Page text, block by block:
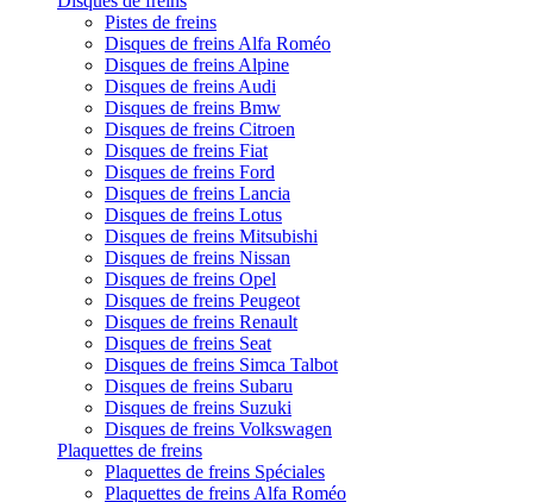
Pistes de freins
Disques de freins Alfa Roméo
Disques de freins Alpine
Disques de freins Audi
Disques de freins Bmw
Disques de freins Citroen
Disques de freins Fiat
Disques de freins Ford
Disques de freins Lancia
Disques de freins Lotus
Disques de freins Mitsubishi
Disques de freins Nissan
Disques de freins Opel
Disques de freins Peugeot
Disques de freins Renault
Disques de freins Seat
Disques de freins Simca Talbot
Disques de freins Subaru
Disques de freins Suzuki
Disques de freins Volkswagen
Plaquettes de freins
Plaquettes de freins Spéciales
Plaquettes de freins Alfa Roméo